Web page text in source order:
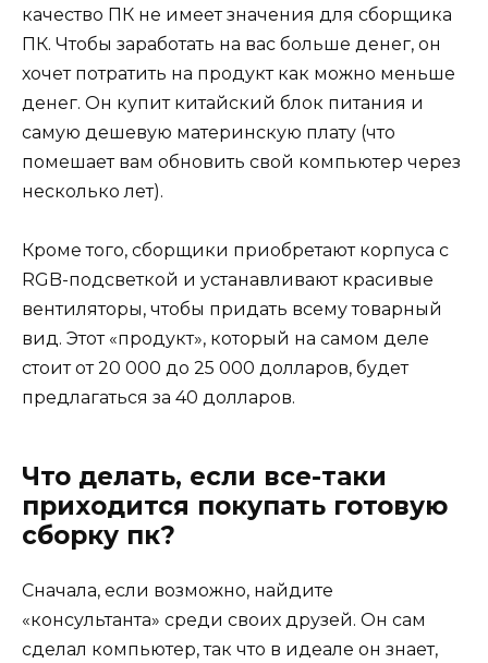
качество ПК не имеет значения для сборщика
ПК. Чтобы заработать на вас больше денег, он
хочет потратить на продукт как можно меньше
денег. Он купит китайский блок питания и
самую дешевую материнскую плату (что
помешает вам обновить свой компьютер через
несколько лет).
Кроме того, сборщики приобретают корпуса с
RGB-подсветкой и устанавливают красивые
вентиляторы, чтобы придать всему товарный
вид. Этот «продукт», который на самом деле
стоит от 20 000 до 25 000 долларов, будет
предлагаться за 40 долларов.
Что делать, если все-таки
приходится покупать готовую
сборку пк?
Сначала, если возможно, найдите
«консультанта» среди своих друзей. Он сам
сделал компьютер, так что в идеале он знает,